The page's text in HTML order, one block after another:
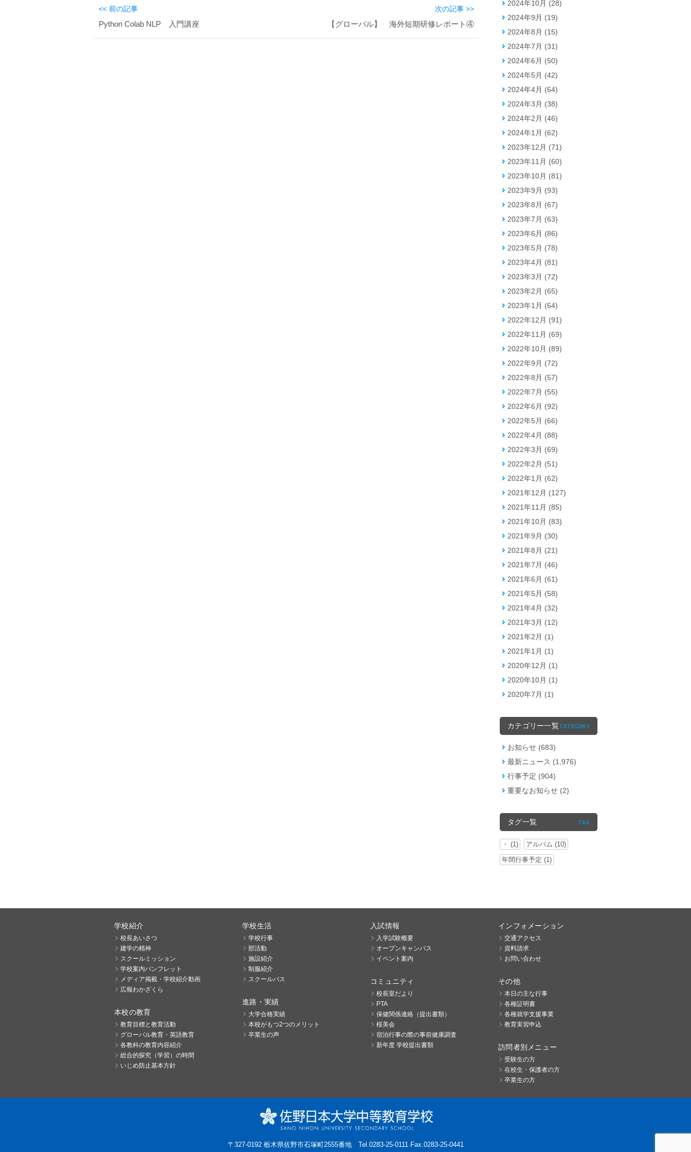
<< 前の記事
Python Colab NLP 入門講座
次の記事 >>
【グローバル】 海外短期研修レポート④
2024年10月 (28)
2024年9月 (19)
2024年8月 (15)
2024年7月 (31)
2024年6月 (50)
2024年5月 (42)
2024年4月 (64)
2024年3月 (38)
2024年2月 (46)
2024年1月 (62)
2023年12月 (71)
2023年11月 (60)
2023年10月 (81)
2023年9月 (93)
2023年8月 (67)
2023年7月 (63)
2023年6月 (86)
2023年5月 (78)
2023年4月 (81)
2023年3月 (72)
2023年2月 (65)
2023年1月 (64)
2022年12月 (91)
2022年11月 (69)
2022年10月 (89)
2022年9月 (72)
2022年8月 (57)
2022年7月 (55)
2022年6月 (92)
2022年5月 (66)
2022年4月 (88)
2022年3月 (69)
2022年2月 (51)
2022年1月 (62)
2021年12月 (127)
2021年11月 (85)
2021年10月 (83)
2021年9月 (30)
2021年8月 (21)
2021年7月 (46)
2021年6月 (61)
2021年5月 (58)
2021年4月 (32)
2021年3月 (12)
2021年2月 (1)
2021年1月 (1)
2020年12月 (1)
2020年10月 (1)
2020年7月 (1)
カテゴリー一覧 CATEGORY
お知らせ (683)
最新ニュース (1,976)
行事予定 (904)
重要なお知らせ (2)
タグ一覧 TAG
・ (1)
アルバム (10)
年間行事予定 (1)
学校紹介
校長あいさつ
建学の精神
スクールミッション
学校案内パンフレット
メディア掲載・学校紹介動画
広報わかざくら
本校の教育
教育目標と教育活動
グローバル教育・英語教育
各教科の教育内容紹介
総合的探究（学習）の時間
いじめ防止基本方針
学校生活
学校行事
部活動
施設紹介
制服紹介
スクールバス
進路・実績
大学合格実績
本校がもつ2つのメリット
卒業生の声
入試情報
入学試験概要
オープンキャンパス
イベント案内
コミュニティ
校長室だより
PTA
保健関係連絡（提出書類）
桜美会
宿泊行事の際の事前健康調査
新年度 学校提出書類
インフォメーション
交通アクセス
資料請求
お問い合わせ
その他
本日の主な行事
各種証明書
各種就学支援事業
教育実習申込
訪問者別メニュー
受験生の方
在校生・保護者の方
卒業生の方
〒327-0192 栃木県佐野市石塚町2555番地 Tel.0283-25-0111 Fax.0283-25-0441